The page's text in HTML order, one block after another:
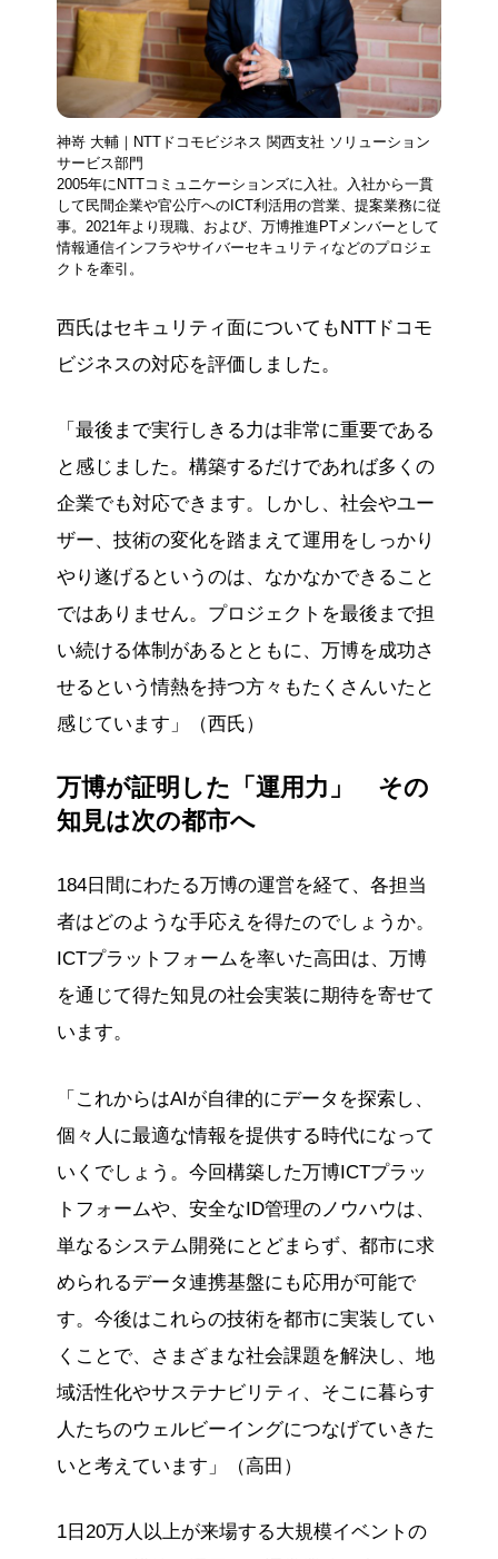
神嵜 大輔｜NTTドコモビジネス 関西支社 ソリューション
サービス部門
2005年にNTTコミュニケーションズに入社。入社から一貫
して民間企業や官公庁へのICT利活用の営業、提案業務に従
事。2021年より現職、および、万博推進PTメンバーとして
情報通信インフラやサイバーセキュリティなどのプロジェ
クトを牽引。
西氏はセキュリティ面についてもNTTドコモ
ビジネスの対応を評価しました。
「最後まで実行しきる力は非常に重要である
と感じました。構築するだけであれば多くの
企業でも対応できます。しかし、社会やユー
ザー、技術の変化を踏まえて運用をしっかり
やり遂げるというのは、なかなかできること
ではありません。プロジェクトを最後まで担
い続ける体制があるとともに、万博を成功さ
せるという情熱を持つ方々もたくさんいたと
感じています」（西氏）
万博が証明した「運用力」 その
知見は次の都市へ
184日間にわたる万博の運営を経て、各担当
者はどのような手応えを得たのでしょうか。
ICTプラットフォームを率いた高田は、万博
を通じて得た知見の社会実装に期待を寄せて
います。
「これからはAIが自律的にデータを探索し、
個々人に最適な情報を提供する時代になって
いくでしょう。今回構築した万博ICTプラッ
トフォームや、安全なID管理のノウハウは、
単なるシステム開発にとどまらず、都市に求
められるデータ連携基盤にも応用が可能で
す。今後はこれらの技術を都市に実装してい
くことで、さまざまな社会課題を解決し、地
域活性化やサステナビリティ、そこに暮らす
人たちのウェルビーイングにつなげていきた
いと考えています」（高田）
1日20万人以上が来場する大規模イベントの